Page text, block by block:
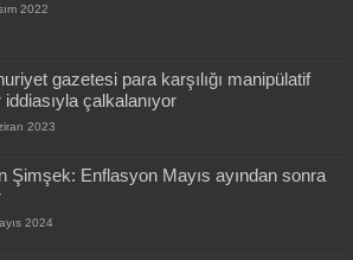
2022
gazetesi para karşılığı manipülatif
iddiasıyla çalkalanıyor
2023
Şimşek: Enflasyon Mayıs ayından sonra
2024